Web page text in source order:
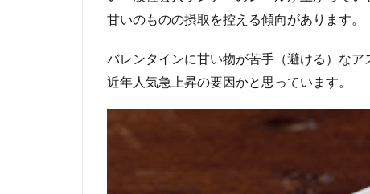
甘いのものの摂取を控える傾向があります。
バレンタインに甘い物が苦手（避ける）な
近年人気急上昇の要因かと思っています。